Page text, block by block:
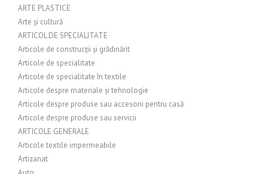
ARTE PLASTICE
Arte și cultură
ARTICOL DE SPECIALITATE
Articole de construcții și grădinărit
Articole de specialitate
Articole de specialitate în textile
Articole despre materiale și tehnologie
Articole despre produse sau accesorii pentru casă
Articole despre produse sau servicii
ARTICOLE GENERALE
Articole textile impermeabile
Artizanat